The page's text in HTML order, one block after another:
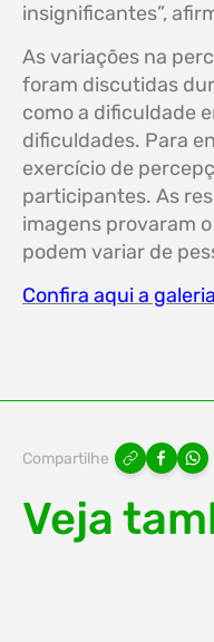
insignificantes”,
As variações na
foram discutidas
como a dificuldade
dificuldades. Para
exercício de
participantes. As
imagens provaram
podem variar de
Confira aqui a
Compartilhe
Veja